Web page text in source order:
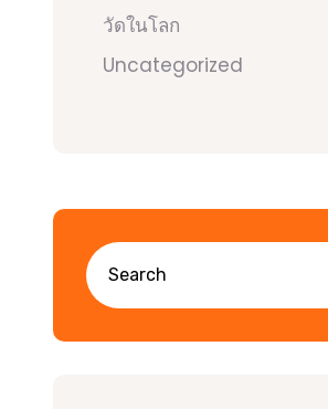
วัดในโลก
Uncategorized